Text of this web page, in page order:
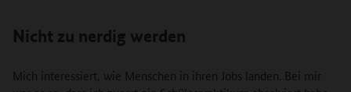
Nicht zu nerdig werden
Mich interessiert, wie Menschen in ihren Jobs landen. Bei mir